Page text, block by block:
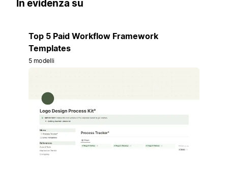
In evidenza su
Top 5 Paid Workflow Framework
Templates
5 modelli